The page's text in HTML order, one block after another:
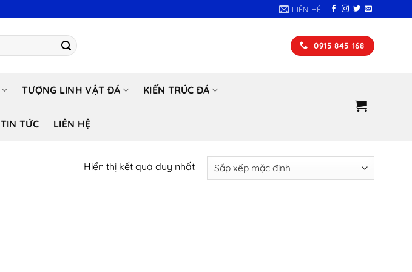
LIÊN HỆ
0915 845 168
TƯỢNG LINH VẬT ĐÁ KIẾN TRÚC ĐÁ
TIN TỨC LIÊN HỆ
Hiển thị kết quả duy nhất